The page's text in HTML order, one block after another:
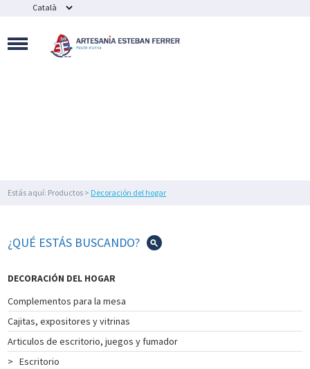
NAVALES
SOUVENIR
FAROS
HOGAR
MARINE
ILUMINACIÓN
NÁUTICA
INSTRUMENTOS
DE
NAVEGACIÓN
Estás aquí: Productos > Decoración del hogar
¿QUÉ ESTÁS BUSCANDO?
DECORACIÓN DEL HOGAR
Complementos para la mesa
Cajitas, expositores y vitrinas
Articulos de escritorio, juegos y fumador
>Escritorio